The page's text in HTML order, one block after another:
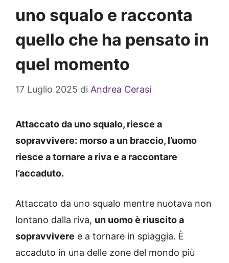
uno squalo e racconta
quello che ha pensato in
quel momento
17 Luglio 2025 di Andrea Cerasi
Attaccato da uno squalo, riesce a
sopravvivere: morso a un braccio, l’uomo
riesce a tornare a riva e a raccontare
l’accaduto.
Attaccato da uno squalo mentre nuotava non
lontano dalla riva, un uomo è riuscito a
sopravvivere e a tornare in spiaggia. È
accaduto in una delle zone del mondo più